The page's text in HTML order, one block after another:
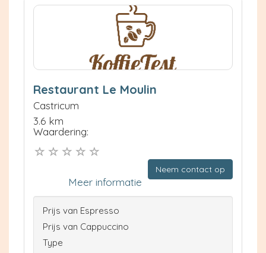
Restaurant Le Moulin
Castricum
3.6 km
Waardering:
Neem contact op
Meer informatie
Prijs van Espresso
Prijs van Cappuccino
Type